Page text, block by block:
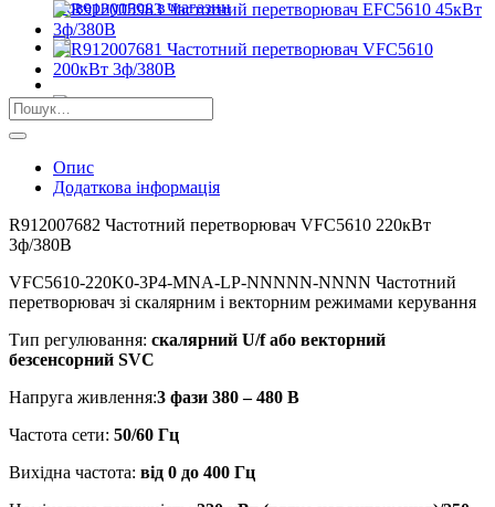
Повернутись в магазин
Шукати:
Опис
Додаткова інформація
R912007682 Частотний перетворювач VFC5610 220кВт
3ф/380В
VFC5610-220K0-3P4-MNA-LP-NNNNN-NNNN Частотний
перетворювач зі скалярним і векторним режимами керування
Тип регулювання: скалярний U/f або векторний
безсенсорний SVC
Напруга живлення:3 фази 380 – 480 В
Частота сети: 50/60 Гц
Вихідна частота: від 0 до 400 Гц